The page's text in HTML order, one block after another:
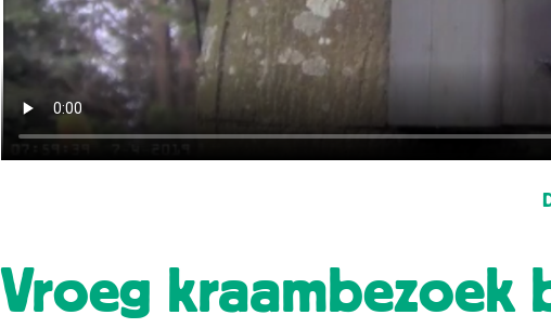
Vroeg kraambezoek